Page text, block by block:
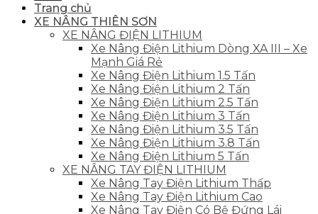
Trang chủ
XE NÂNG THIÊN SƠN
XE NÂNG ĐIỆN LITHIUM
Xe Nâng Điện Lithium Dòng XA III – Xe
Mạnh Giá Rẻ
Xe Nâng Điện Lithium 1.5 Tấn
Xe Nâng Điện Lithium 2 Tấn
Xe Nâng Điện Lithium 2.5 Tấn
Xe Nâng Điện Lithium 3 Tấn
Xe Nâng Điện Lithium 3.5 Tấn
Xe Nâng Điện Lithium 3.8 Tấn
Xe Nâng Điện Lithium 5 Tấn
XE NÂNG TAY ĐIỆN LITHIUM
Xe Nâng Tay Điện Lithium Thấp
Xe Nâng Tay Điện Lithium Cao
Xe Nâng Tay Điện Có Bệ Đứng Lái